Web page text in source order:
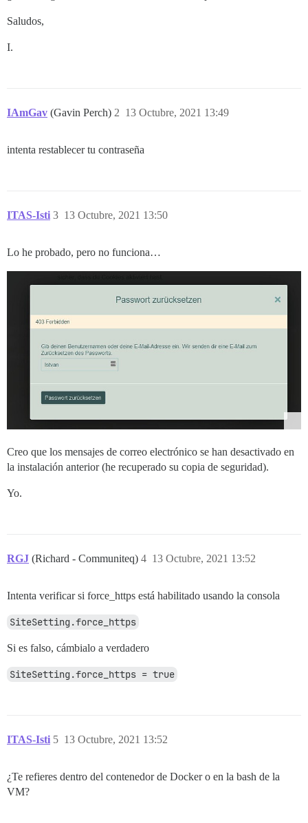
Saludos,
I.
IAmGav (Gavin Perch) 13 Octubre, 2021 13:49
2
intenta restablecer tu contraseña
ITAS-Isti 13 Octubre, 2021 13:50
3
Lo he probado, pero no funciona…
Creo que los mensajes de correo electrónico se han desactivado en
la instalación anterior (he recuperado su copia de seguridad).
Yo.
RGJ (Richard - Communiteq) 13 Octubre, 2021 13:52
4
Intenta verificar si force_https está habilitado usando la consola
SiteSetting.force_https
Si es falso, cámbialo a verdadero
SiteSetting.force_https = true
ITAS-Isti 13 Octubre, 2021 13:52
5
¿Te refieres dentro del contenedor de Docker o en la bash de la
VM?